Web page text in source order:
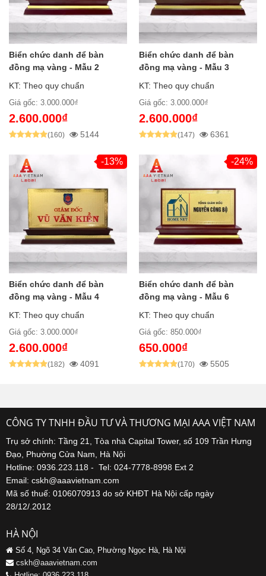
Biển chức danh để bàn
đồng mạ vàng - Mẫu 2
KT: Theo quy chuẩn
Giá gốc: 3.000.000₫
2.600.000₫
(160) 5144
Biển chức danh để bàn
đồng mạ vàng - Mẫu 3
KT: Theo quy chuẩn
Giá gốc: 3.000.000₫
2.600.000₫
(147) 6361
-13%
Biển chức danh để bàn
đồng mạ vàng - Mẫu 4
KT: Theo quy chuẩn
Giá gốc: 3.000.000₫
2.600.000₫
(182) 4091
-24%
Biển chức danh để bàn
đồng mạ vàng - Mẫu 6
KT: Theo quy chuẩn
Giá gốc: 850.000₫
650.000₫
(170) 5505
CÔNG TY TNHH ĐẦU TƯ VÀ THƯƠNG MẠI AAA VIỆT NAM
Trụ sở chính: Tầng 21, Tòa nhà Capital Tower, số 109 Trần Hưng
Đạo, Phường Cửa Nam, Hà Nội
Hotline: 0936.223.118 - Tel: 024-7778-8998 Ext 2
Email: cskh@aaavietnam.com
Mã số thuế: 0106070913 do sở KHĐT Hà Nội cấp ngày
28/12/.2012
HÀ NỘI
Số 4, Ngõ 34 Văn Cao, Phường Ngọc Hà, Hà Nội
cskh@aaavietnam.com